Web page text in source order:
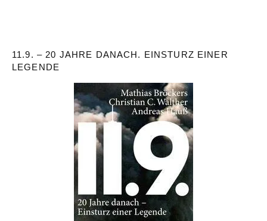
11.9. – 20 JAHRE DANACH. EINSTURZ EINER
LEGENDE